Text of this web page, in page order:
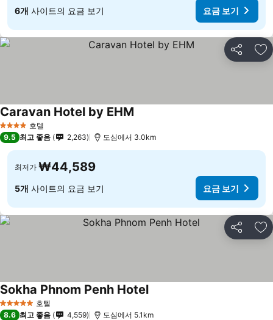
6개 사이트의 요금 보기 요금 보기
공유 즐
4 성급 호텔
Caravan Hotel by EHM
9.5 최고 좋음 2,263 도심에서 3.0km
최저가 ₩44,589
5개 사이트의 요금 보기 요금 보기
공유 즐
5 성급 호텔
Sokha Phnom Penh Hotel
8.6 최고 좋음 4,559 도심에서 5.1km